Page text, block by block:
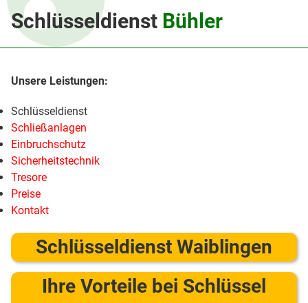
Schlüsseldienst Bühler
Schlüsseldienst
Schließanlagen
Einbruchschutz
Sicherheitstechnik
Tresore
Preise
Kontakt
Schlüsseldienst Waiblingen
Ihre Vorteile bei Schlüssel